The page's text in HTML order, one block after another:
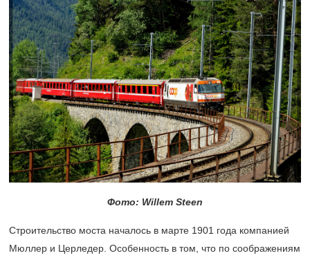
Фото: Willem Steen
Строительство моста началось в марте 1901 года компанией
Мюллер и Церледер. Особенность в том, что по соображениям